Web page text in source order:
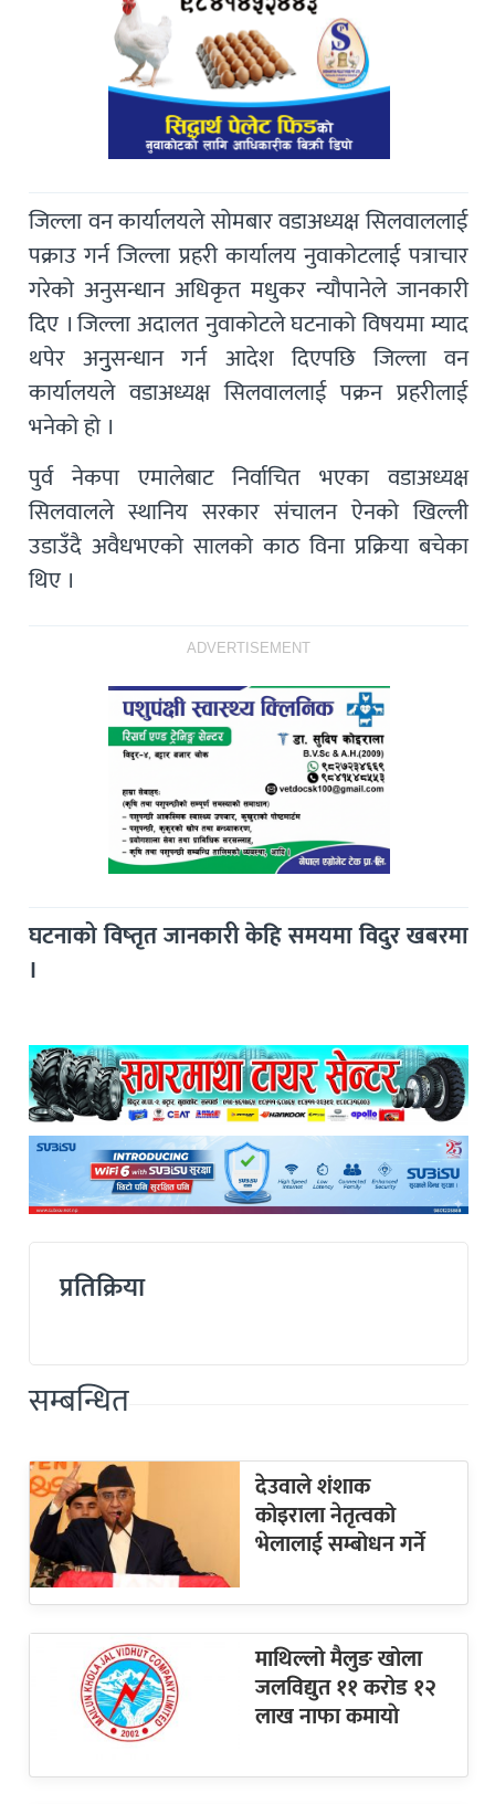
जिल्ला वन कार्यालयले सोमबार वडाअध्यक्ष सिलवाललाई
पक्राउ गर्न जिल्ला प्रहरी कार्यालय नुवाकोटलाई पत्राचार
गरेको अनुसन्धान अधिकृत मधुकर न्यौपानेले जानकारी
दिए । जिल्ला अदालत नुवाकोटले घटनाको विषयमा म्याद
थपेर अनुुसन्धान गर्न आदेश दिएपछि जिल्ला वन
कार्यालयले वडाअध्यक्ष सिलवाललाई पक्रन प्रहरीलाई
भनेको हो ।
पुर्व नेकपा एमालेबाट निर्वाचित भएका वडाअध्यक्ष
सिलवालले स्थानिय सरकार संचालन ऐनको खिल्ली
उडाउँदै अवैधभएको सालको काठ विना प्रक्रिया बचेका
थिए ।
ADVERTISEMENT
घटनाको विष्तृत जानकारी केहि समयमा विदुर खबरमा
।
प्रतिक्रिया
सम्बन्धित
देउवाले शंशाक
कोइराला नेतृत्वको
भेलालाई सम्बोधन गर्ने
माथिल्लो मैलुङ खोला
जलविद्युत ११ करोड १२
लाख नाफा कमायाे